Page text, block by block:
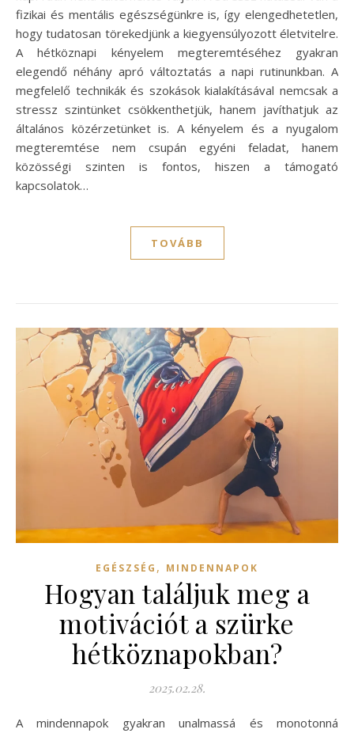
fizikai és mentális egészségünkre is, így elengedhetetlen,
hogy tudatosan törekedjünk a kiegyensúlyozott életvitelre.
A hétköznapi kényelem megteremtéséhez gyakran
elegendő néhány apró változtatás a napi rutinunkban. A
megfelelő technikák és szokások kialakításával nemcsak a
stressz szintünket csökkenthetjük, hanem javíthatjuk az
általános közérzetünket is. A kényelem és a nyugalom
megteremtése nem csupán egyéni feladat, hanem
közösségi szinten is fontos, hiszen a támogató
kapcsolatok…
TOVÁBB
EGÉSZSÉG , MINDENNAPOK
Hogyan találjuk meg a
motivációt a szürke
hétköznapokban?
2025.02.28.
A mindennapok gyakran unalmassá és monotonná